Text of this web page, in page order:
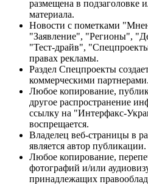
размещена в подзаголовке
материала.
Новости с пометками
"Заявление", "Регионы",
"Тест-драйв",
правах рекламы.
Раздел Спецпроекты
коммерческими партнерами.
Любое копирование,
другое распространение
ссылку на "Интерфакс-
воспрещается.
Владелец веб-страницы в
является автор публикации.
Любое копирование,
фотографий и/или
принадлежащих